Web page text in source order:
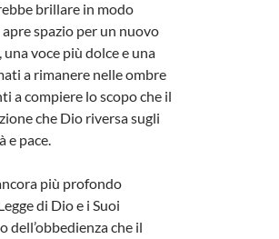
brillare in modo
spazio per un nuovo
voce più dolce e una
a rimanere nelle ombre
a compiere lo scopo che il
che Dio riversa sugli
e pace.
più profondo
di Dio e i Suoi
dell’obbedienza che il